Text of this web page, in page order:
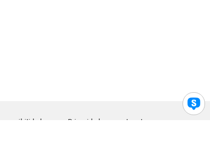
accesibilidad Privacidad Legal